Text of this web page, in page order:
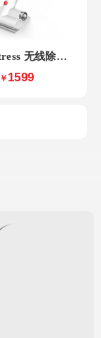
T11 Mattress 无线除螨吸尘器
￥ 1599